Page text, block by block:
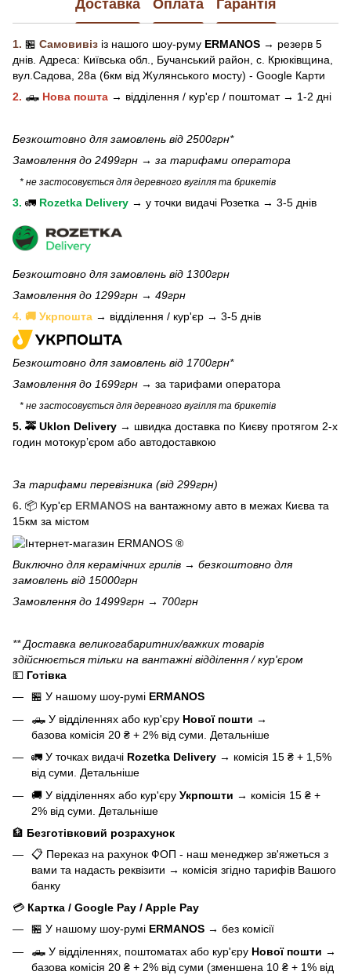
Доставка Оплата Гарантія
1. 🏪 Самовивіз із нашого шоу-руму ERMANOS → резерв 5
днів. Адреса: Київська обл.,
Бучанський район, с. Крюківщина,
вул.Садова, 28а (6км від Жулянського мосту) - Google Карти
2. 🛻 Нова пошта → відділення / кур'єр / поштомат → 1-2 дні
Безкоштовно для замовлень від 2500грн*
Замовлення до 2499грн → за тарифами оператора
* не застосовується для деревного вугілля та брикетів
3. 🚛 Rozetka Delivery → у точки видачі Розетка → 3-5 днів
Безкоштовно для замовлень від 1300грн
Замовлення до 1299грн → 49грн
4. 🚚 Укрпошта → відділення / кур'єр → 3-5 днів
Безкоштовно для замовлень від 1700грн*
Замовлення до 1699грн → за тарифами оператора
* не застосовується для деревного вугілля та брикетів
5. 🚕 Uklon Delivery → швидка доставка по Києву протягом 2-х
годин мотокурʼєром або автодоставкою
За тарифами перевізника (від 299грн)
6. 📦 Кур'єр ERMANOS на вантажному авто в межах Києва та
15км за містом
Виключно длякерамічних грилів → безкоштовно для
замовлень від 15000грн
Замовлення до 14999грн → 700грн
** Доставка великогабаритних/важких товарів
здійснюється тільки на вантажні відділення / кур'єром
💵 Готівка
🏪 У нашому шоу-румі ERMANOS
🛻 У відділеннях або кур'єру Нової пошти →
базова комісія 20 ₴ + 2% від суми. Детальніше
🚛 У точках видачі Rozetka Delivery → комісія 15 ₴ + 1,5%
від суми. Детальніше
🚚 У відділеннях або кур'єру Укрпошти → комісія 15 ₴ +
2% від суми. Детальніше
🏦 Безготівковий розрахунок
📋 Переказ на рахунок ФОП - наш менеджер зв'яжеться з
вами та надасть реквізити → комісія згідно тарифів Вашого
банку
💳 Картка / Google Pay / Apple Pay
🏪 У нашому шоу-румі ERMANOS → без комісії
🛻 У відділеннях, поштоматах або кур'єру Нової пошти →
базова комісія 20 ₴ + 2% від суми (зменшена 10 ₴ + 1% від